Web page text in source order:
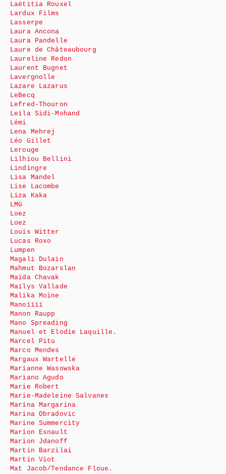
Laëtitia Rouxel
Lardux Films
Lasserpe
Laura Ancona
Laura Pandelle
Laure de Châteaubourg
Laureline Redon
Laurent Bugnet
Lavergnolle
Lazare Lazarus
LeBecq
Lefred-Thouron
Leïla Sidi-Mohand
Lémi
Lena Mehrej
Léo Gillet
Lerouge
Lilhiou Bellini
Lindingre
Lisa Mandel
Lise Lacombe
Liza Kaka
LMG
Loez
Loez
Louis Witter
Lucas Roxo
Lumpen
Magali Dulain
Mahmut Bozarslan
Maïda Chavak
Maïlys Vallade
Malika Moine
Manoïïïï
Manon Raupp
Mano Spreading
Manuel et Elodie Laquille.
Marcel Pitu
Marco Mendes
Margaux Wartelle
Marianne Wasowska
Mariano Agudo
Marie Robert
Marie-Madeleine Salvanes
Marina Margarina
Marina Obradovic
Marine Summercity
Marion Esnault
Marion Jdanoff
Martin Barzilai
Martin Viot
Mat Jacob/Tendance Floue.